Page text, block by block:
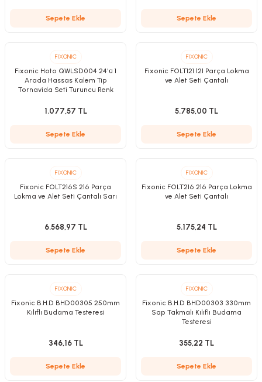
ve Bisiklet
Sepete Ekle Sepete Ekle
FIXONIC
Fixonic Hoto QWLSD004 24'ü 1
Arada Hassas Kalem Tip
Tornavida Seti Turuncu Renk
1.077,57 TL
Sepete Ekle
FIXONIC
Fixonic FOLT121 121 Parça Lokma
ve Alet Seti Çantalı
5.785,00 TL
Sepete Ekle
FIXONIC
Fixonic FOLT216S 216 Parça
Lokma ve Alet Seti Çantalı Sarı
6.568,97 TL
Sepete Ekle
FIXONIC
Fixonic FOLT216 216 Parça Lokma
ve Alet Seti Çantalı
5.175,24 TL
Sepete Ekle
FIXONIC
Fixonic B.H.D BHD00305 250mm
Kılıflı Budama Testeresi
346,16 TL
Sepete Ekle
FIXONIC
Fixonic B.H.D BHD00303 330mm
Sap Takmalı Kılıflı Budama
Testeresi
355,22 TL
Sepete Ekle